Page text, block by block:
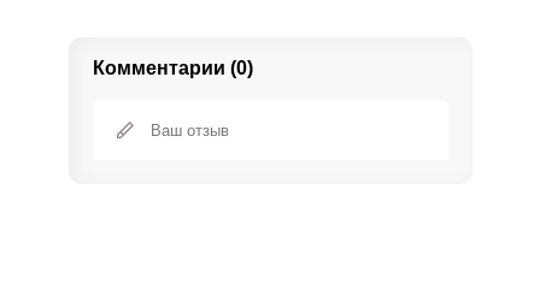
Комментарии (0)